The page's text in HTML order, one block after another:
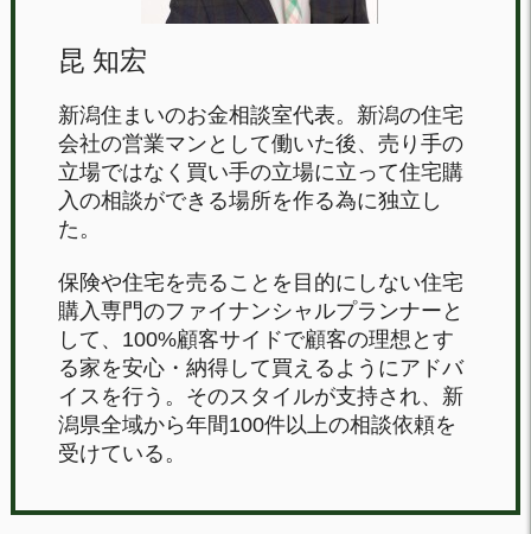
昆 知宏
新潟住まいのお金相談室代表。新潟の住宅
会社の営業マンとして働いた後、売り手の
立場ではなく買い手の立場に立って住宅購
入の相談ができる場所を作る為に独立し
た。
保険や住宅を売ることを目的にしない住宅
購入専門のファイナンシャルプランナーと
して、100%顧客サイドで顧客の理想とす
る家を安心・納得して買えるようにアドバ
イスを行う。そのスタイルが支持され、新
潟県全域から年間100件以上の相談依頼を
受けている。